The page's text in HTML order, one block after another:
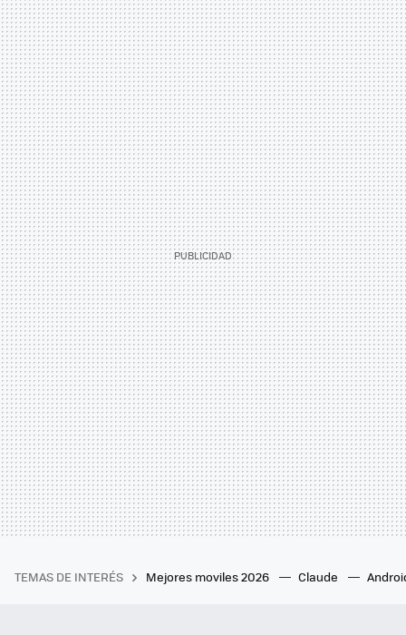
TEMAS DE INTERÉS Mejores moviles 2026 Claude